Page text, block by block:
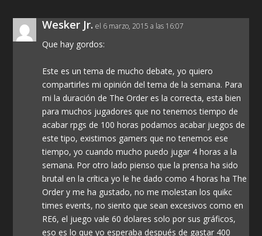
Wesker Jr. el 6 marzo, 2015 a las 16:07
Que hay gordos:
Este es un tema de mucho debate, yo quiero
compartirles mi opinión del tema de la semana. Para
mi la duración de The Order es la correcta, esta bien
para muchos jugadores que no tenemos tiempo de
acabar rpgs de 100 horas podamos acabar juegos de
este tipo, existimos gamers que no tenemos ese
tiempo, yo cuando mucho puedo jugar 4 horas a la
semana. Por otro lado pienso que la prensa ha sido
brutal en la crítica yo le he dado como 4 horas ha The
Order y me ha gustado, no me molestan los quikc
times events, no siento que sean excesivos como en
RE6, el juego vale 60 dolares solo por sus gráficos,
eso es lo que yo esperaba después de gastar 400